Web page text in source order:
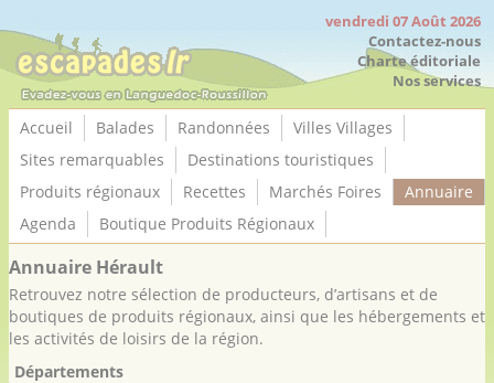
vendredi 07 Août 2026
Contactez-nous
Charte éditoriale
Nos services
Accueil Balades Randonnées
Villes Villages
Sites remarquables
Destinations touristiques
Produits régionaux
Recettes Marchés Foires
Annuaire
Agenda
Boutique Produits Régionaux
Annuaire Hérault
Retrouvez notre sélection de producteurs, d’artisans et de
boutiques de produits régionaux, ainsi que les hébergements et
les activités de loisirs de la région.
Départements